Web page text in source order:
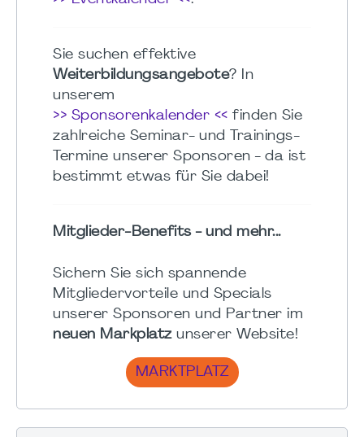
Sie suchen effektive
Weiterbildungsangebote? In
unserem
>> Sponsorenkalender << finden Sie
zahlreiche Seminar- und Trainings-
Termine unserer Sponsoren - da ist
bestimmt etwas für Sie dabei!
Mitglieder-Benefits - und mehr...
Sichern Sie sich spannende
Mitgliedervorteile und Specials
unserer Sponsoren und Partner im
neuen Markplatzunserer Website!
MARKTPLATZ